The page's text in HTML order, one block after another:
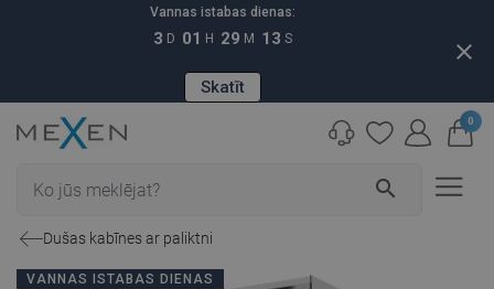
Vannas istabas dienas:
3 D 01 H 29 M 12 S
Skatīt
close
search
0
Dušas kabīnes ar paliktni
VANNAS ISTABAS DIENAS